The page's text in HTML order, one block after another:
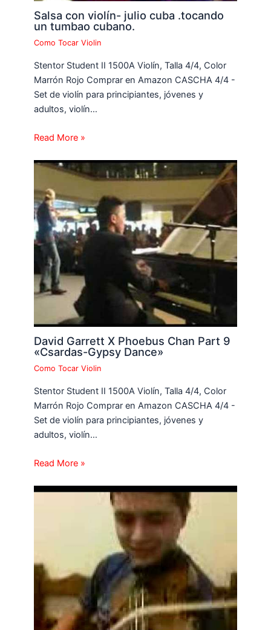
Salsa con violín- julio cuba .tocando
un tumbao cubano.
Como Tocar Violin
Stentor Student II 1500A Violín, Talla 4/4, Color
Marrón Rojo Comprar en Amazon CASCHA 4/4 -
Set de violín para principiantes, jóvenes y
adultos, violín…
Read More »
David Garrett X Phoebus Chan Part 9
«Csardas-Gypsy Dance»
Como Tocar Violin
Stentor Student II 1500A Violín, Talla 4/4, Color
Marrón Rojo Comprar en Amazon CASCHA 4/4 -
Set de violín para principiantes, jóvenes y
adultos, violín…
Read More »